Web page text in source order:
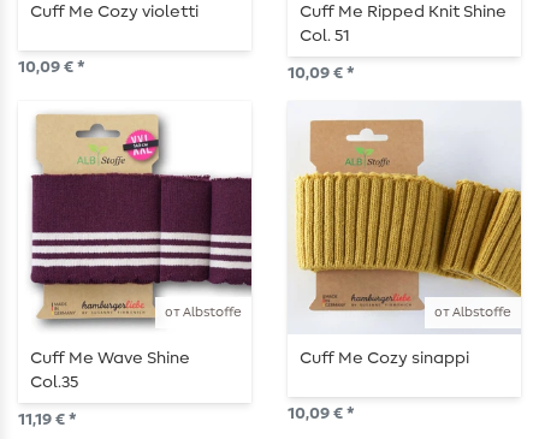
Cuff Me Cozy violetti
10,09 € *
Cuff Me Ripped Knit Shine
Col. 51
10,09 € *
от Albstoffe
Cuff Me Wave Shine
Col.35
11,19 € *
от Albstoffe
Cuff Me Cozy sinappi
10,09 € *